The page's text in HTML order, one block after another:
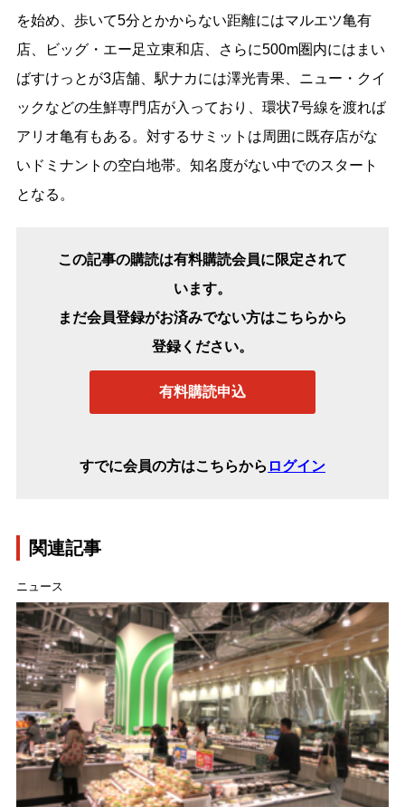
を始め、歩いて5分とかからない距離にはマルエツ亀有
店、ビッグ・エー足立東和店、さらに500m圏内にはまい
ばすけっとが3店舗、駅ナカには澤光青果、ニュー・クイ
ックなどの生鮮専門店が入っており、環状7号線を渡れば
アリオ亀有もある。対するサミットは周囲に既存店がな
いドミナントの空白地帯。知名度がない中でのスタート
となる。
この記事の購読は有料購読会員に限定されて
います。
まだ会員登録がお済みでない方はこちらから
登録ください。
有料購読申込
すでに会員の方はこちらから ログイン
関連記事
ニュース